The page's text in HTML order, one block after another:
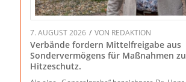
7. AUGUST 2026 / VON REDAKTION
Verbände fordern Mittelfreigabe aus
Sondervermögens für Maßnahmen
Hitzeschutz.